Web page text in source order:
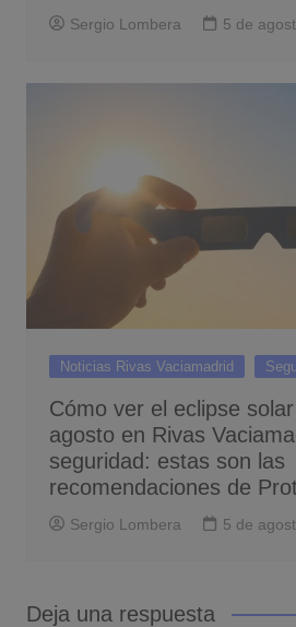
Sergio Lombera 5 de
Noticias Rivas Vaciamadrid
Cómo ver el eclipse
agosto en Rivas
seguridad: estas son las
recomendaciones de
Sergio Lombera 5 de
Deja una respuesta